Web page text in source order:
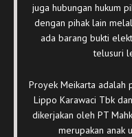
juga hubungan hukum
dengan pihak lain
ada barang bukti
telusuri
Proyek Meikarta adalah
Lippo Karawaci Tbk
dikerjakan oleh PT
merupakan anak